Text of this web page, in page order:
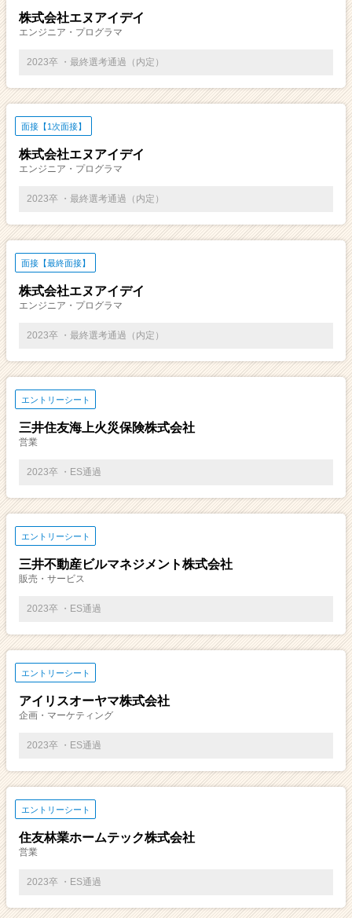
株式会社エヌアイデイ
エンジニア・プログラマ
2023卒 ・最終選考通過（内定）
面接【1次面接】
株式会社エヌアイデイ
エンジニア・プログラマ
2023卒 ・最終選考通過（内定）
面接【最終面接】
株式会社エヌアイデイ
エンジニア・プログラマ
2023卒 ・最終選考通過（内定）
エントリーシート
三井住友海上火災保険株式会社
営業
2023卒 ・ES通過
エントリーシート
三井不動産ビルマネジメント株式会社
販売・サービス
2023卒 ・ES通過
エントリーシート
アイリスオーヤマ株式会社
企画・マーケティング
2023卒 ・ES通過
エントリーシート
住友林業ホームテック株式会社
営業
2023卒 ・ES通過